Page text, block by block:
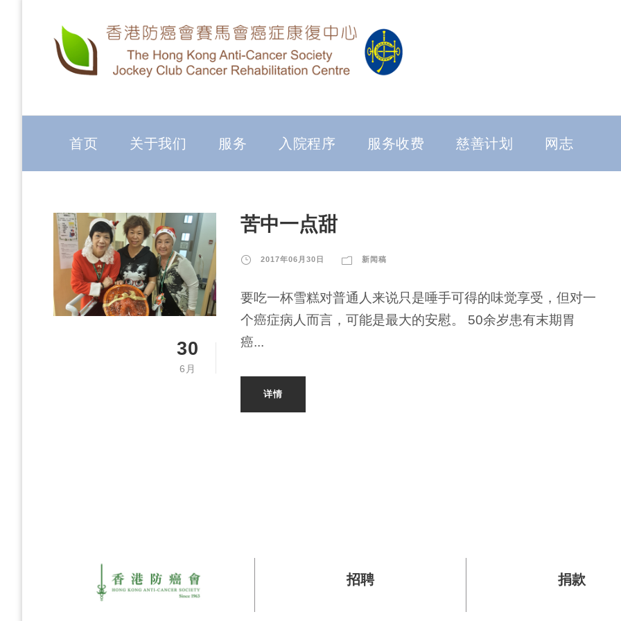
首页 关于我们 服务 入院程序 服务收费 慈善计划 网志
30
6月
苦中一点甜
2017年06月30日 新闻稿
要吃一杯雪糕对普通人来说只是唾手可得的味觉享受，但对一
个癌症病人而言，可能是最大的安慰。 50余岁患有末期胃
癌...
详情
招聘 捐款